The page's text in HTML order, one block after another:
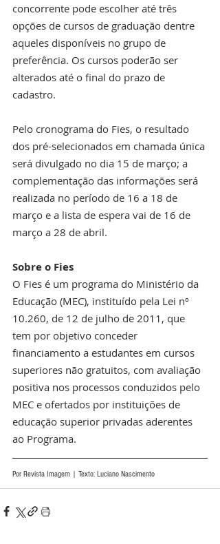
concorrente pode escolher até três
opções de cursos de graduação dentre
aqueles disponíveis no grupo de
preferência. Os cursos poderão ser
alterados até o final do prazo de
cadastro.
Pelo cronograma do Fies, o resultado
dos pré-selecionados em chamada única
será divulgado no dia 15 de março; a
complementação das informações será
realizada no período de 16 a 18 de
março e a lista de espera vai de 16 de
março a 28 de abril.
Sobre o Fies
O Fies é um programa do Ministério da
Educação (MEC), instituído pela Lei nº
10.260, de 12 de julho de 2011, que
tem por objetivo conceder
financiamento a estudantes em cursos
superiores não gratuitos, com avaliação
positiva nos processos conduzidos pelo
MEC e ofertados por instituições de
educação superior privadas aderentes
ao Programa.
Por Revista Imagem | Texto: Luciano Nascimento